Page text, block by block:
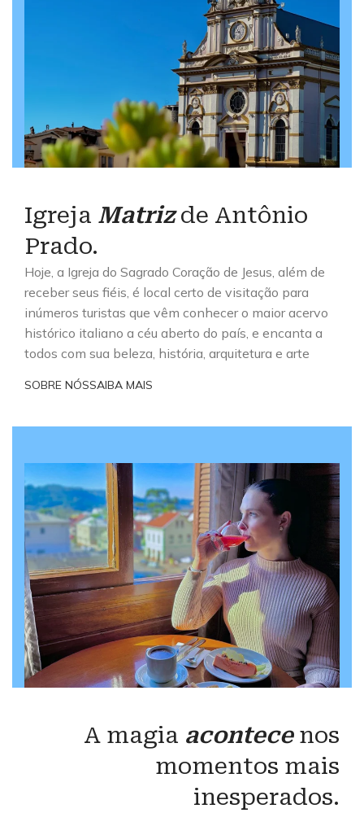
Igreja Matrizde Antônio
Prado.
Hoje, a Igreja do Sagrado Coração de Jesus, além de
receber seus fiéis, é local certo de visitação para
inúmeros turistas que vêm conhecer o maior acervo
histórico italiano a céu aberto do país, e encanta a
todos com sua beleza, história, arquitetura e arte
SOBRE NÓSSAIBA MAIS
A magia acontece nos
momentos mais
inesperados.